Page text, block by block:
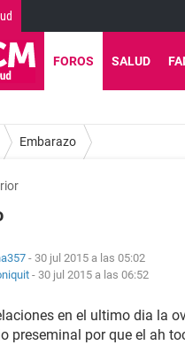
FOROS SALUD
Embarazo
- 30 jul 2015 a las 05:02
- 30 jul 2015 a las 06:52
en el ultimo dia la
preseminal por que el ah